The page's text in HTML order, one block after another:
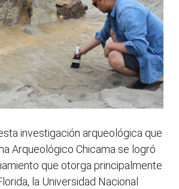
investigación arqueológica que
Arqueológico Chicama se logró
que otorga principalmente
la Universidad Nacional